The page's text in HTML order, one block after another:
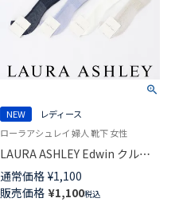
NEW
レディース
ローラアシュレイ 婦人 靴下 女性
LAURA ASHLEY Edwin クルー
丈 ソックス レディース
03357418
通常価格 ¥1,100
販売価格 ¥1,100税込